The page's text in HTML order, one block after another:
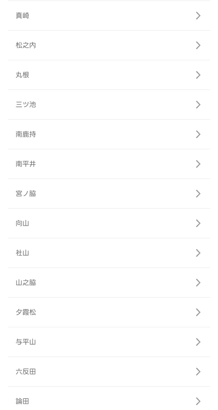
真崎
松之内
丸根
三ツ池
南鹿持
南平井
宮ノ脇
向山
社山
山之脇
夕霞松
与平山
六反田
論田